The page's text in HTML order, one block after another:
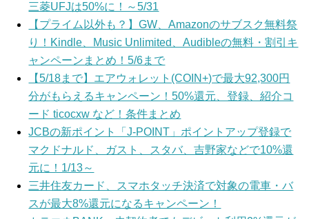
三菱UFJは50%に！～5/31
【プライム以外も？】GW、Amazonのサブスク無料祭
り！Kindle、Music Unlimited、Audibleの無料・割引キ
ャンペーンまとめ！5/6まで
【5/18まで】エアウォレット(COIN+)で最大92,300円
分がもらえるキャンペーン！50%還元、登録、紹介コ
ード ticocxw など！条件まとめ
JCBの新ポイント「J-POINT」ポイントアップ登録で
マクドナルド、ガスト、スタバ、吉野家などで10%還
元に！1/13～
三井住友カード、スマホタッチ決済で対象の電車・バ
スが最大8%還元になるキャンペーン！